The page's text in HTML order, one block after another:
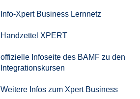
Info-Xpert Business Lernnetz
Handzettel XPERT
offizielle Infoseite des BAMF zu den
Integrationskursen
Weitere Infos zum Xpert Business